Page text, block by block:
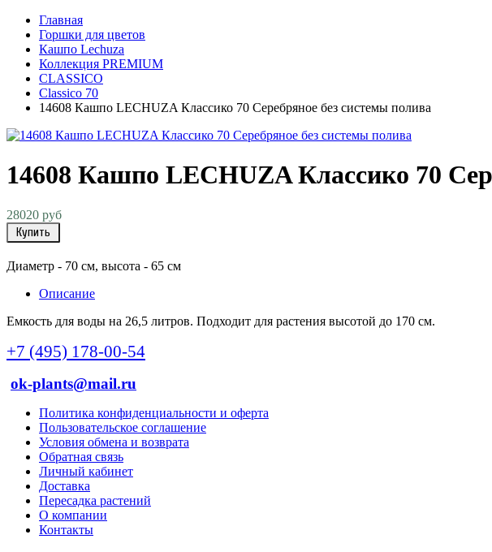
Главная
Горшки для цветов
Кашпо Lechuza
Коллекция PREMIUM
CLASSICO
Classico 70
14608 Кашпо LECHUZA Классико 70 Серебряное без системы полива
14608 Кашпо LECHUZA Классико 70
28020 руб
Купить
Диаметр - 70 см, высота - 65 см
Описание
Емкость для воды на 26,5 литров. Подходит для растения высотой до 170 см.
+7 (495) 178-00-54
ok-plants@mail.ru
Политика конфиденциальности и оферта
Пользовательское соглашение
Условия обмена и возврата
Обратная связь
Личный кабинет
Доставка
Пересадка растений
О компании
Контакты